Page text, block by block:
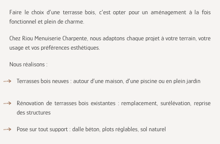
Faire le choix d’une terrasse bois, c’est opter pour un aménagement à la fois
fonctionnel et plein de charme.
Chez Riou Menuiserie Charpente, nous adaptons chaque projet à votre terrain, votre
usage et vos préférences esthétiques.
Nous réalisons :
Terrasses bois neuves : autour d’une maison, d’une piscine ou en plein jardin
Rénovation de terrasses bois existantes : remplacement, surélévation, reprise
des structures
Pose sur tout support : dalle béton, plots réglables, sol naturel